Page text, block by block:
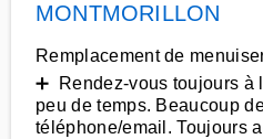
MONTMORILLON
Remplacement de
➕ Rendez-vous toujours à
peu de temps. Beaucoup
téléphone/email. Toujours